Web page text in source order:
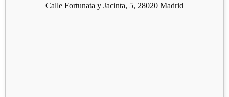
Calle Fortunata y Jacinta, 5, 28020 Madrid